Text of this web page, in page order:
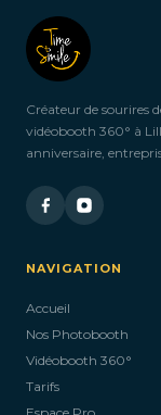
Créateur de sourires
vidéobooth 360° à
anniversaire,
NAVIGATION
Accueil
Nos Photobooth
Vidéobooth 360°
Tarifs
Espace Pro